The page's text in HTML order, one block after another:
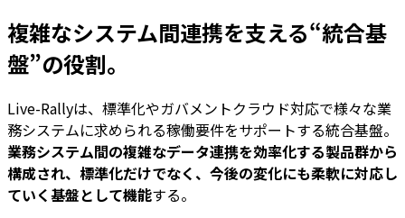
複雑なシステム間連携を支える“統合基
盤”の役割。
Live-Rallyは、標準化やガバメントクラウド対応で様々な業
務システムに求められる稼働要件をサポートする統合基盤。
業務システム間の複雑なデータ連携を効率化する製品群から
構成され、標準化だけでなく、今後の変化にも柔軟に対応し
ていく基盤として機能する。